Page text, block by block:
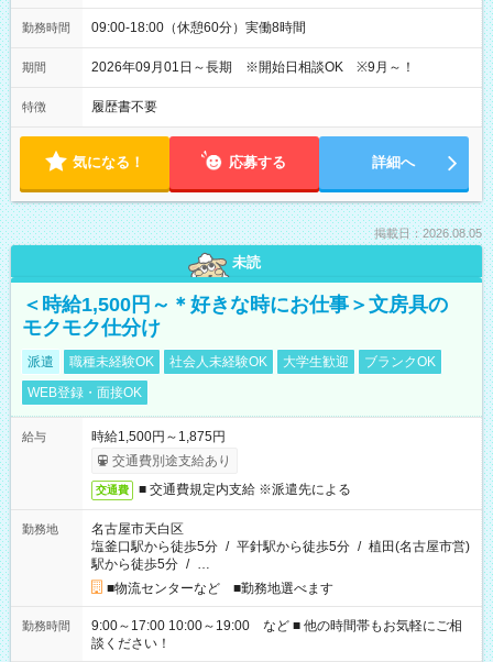
勤務時間 09:00-18:00（休憩60分）実働8時間
期間 2026年09月01日～長期 ※開始日相談OK ※9月～！
特徴 履歴書不要
気になる！ 応募する 詳細へ
掲載日：2026.08.05
未読
＜時給1,500円～＊好きな時にお仕事＞文房具の
モクモク仕分け
派遣 職種未経験OK 社会人未経験OK 大学生歓迎
ブランクOK
WEB登録・面接OK
給与
時給1,500円～1,875円
交通費別途支給あり
交通費 ■ 交通費規定内支給 ※派遣先による
勤務地
名古屋市天白区
塩釜口駅から徒歩5分 / 平針駅から徒歩5分 / 植田(名古屋市営)
駅から徒歩5分 / …
■物流センターなど ■勤務地選べます
勤務時間
9:00～17:00 10:00～19:00 など ■ 他の時間帯もお気軽にご相
談ください！